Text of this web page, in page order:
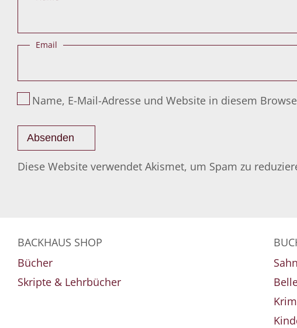
Email
Name, E-Mail-Adresse und Website in diesem
Diese Website verwendet Akismet, um Spam zu
BACKHAUS SHOP
Bücher
Skripte & Lehrbücher